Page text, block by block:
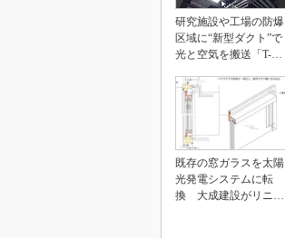
研究施設や工場の防爆
区域に“新型ダクト”で
光と空気を搬送「T-Li
既存の窓ガラスを太陽
光発電システムに転
換 大成建設がリニュ